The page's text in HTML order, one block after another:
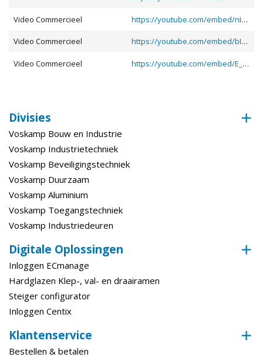
Technische gegevens
Techniek (Motor)
Links- Rechtsom (Draaiend)
Vermogen
Bewerking
Uitvoering
Video Commercieel https://youtube.com/embed/nIOuol9NXm8
Video Commercieel https://youtube.com/embed/bIn57AQcGN8
Video Commercieel https://youtube.com/embed/E_jBSWwbmmI
Divisies
Voskamp Bouw en Industrie
Voskamp Industrietechniek
Voskamp Beveiligingstechniek
Voskamp Duurzaam
Voskamp Aluminium
Voskamp Toegangstechniek
Voskamp Industriedeuren
Digitale Oplossingen
Inloggen ECmanage
Hardglazen Klep-, val- en draairamen
Steiger configurator
Inloggen Centix
Klantenservice
Bestellen & betalen